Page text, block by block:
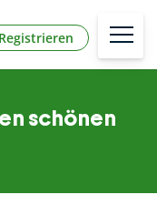
Registrieren
schönen